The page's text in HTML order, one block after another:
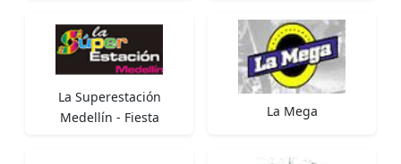
La Superestación
Medellín - Fiesta
La Mega